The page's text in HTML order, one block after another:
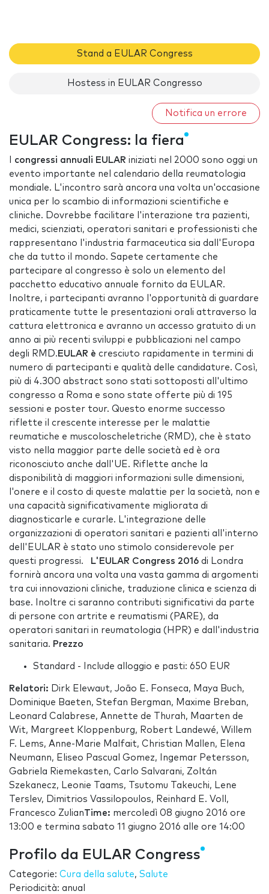
Stand a EULAR Congress
Hostess in EULAR Congresso
Notifica un errore
EULAR Congress: la fiera
congressi annuali EULAR iniziati nel 2000 sono oggi un
evento importante nel calendario della reumatologia
mondiale. L'incontro sarà ancora una volta un'occasione
unica per lo scambio di informazioni scientifiche e
cliniche. Dovrebbe facilitare l'interazione tra pazienti,
medici, scienziati, operatori sanitari e professionisti che
rappresentano l'industria farmaceutica sia dall'Europa
che da tutto il mondo. Sapete certamente che
partecipare al congresso è solo un elemento del
pacchetto educativo annuale fornito da EULAR.
Inoltre, i partecipanti avranno l'opportunità di guardare
praticamente tutte le presentazioni orali attraverso la
cattura elettronica e avranno un accesso gratuito di un
anno ai più recenti sviluppi e pubblicazioni nel campo
degli RMD. EULAR è cresciuto rapidamente in termini di
numero di partecipanti e qualità delle candidature. Così,
più di 4.300 abstract sono stati sottoposti all'ultimo
congresso a Roma e sono state offerte più di 195
sessioni e poster tour. Questo enorme successo
riflette il crescente interesse per le malattie
reumatiche e muscoloscheletriche (RMD), che è stato
visto nella maggior parte delle società ed è ora
riconosciuto anche dall'UE. Riflette anche la
disponibilità di maggiori informazioni sulle dimensioni,
l'onere e il costo di queste malattie per la società, non e
una capacità significativamente migliorata di
diagnosticarle e curarle. L'integrazione delle
organizzazioni di operatori sanitari e pazienti all'interno
dell'EULAR è stato uno stimolo considerevole per
questi progressi.
L'EULAR Congress 2016 di Londra
fornirà ancora una volta una vasta gamma di argomenti
tra cui innovazioni cliniche, traduzione clinica e scienza di
base. Inoltre ci saranno contributi significativi da parte
di persone con artrite e reumatismi (PARE), da
operatori sanitari in reumatologia (HPR) e dall'industria
sanitaria. Prezzo
Standard - Include alloggio e pasti: 650 EUR
Relatori: Dirk Elewaut, João E. Fonseca, Maya Buch,
Dominique Baeten, Stefan Bergman, Maxime Breban,
Leonard Calabrese, Annette de Thurah, Maarten de
Wit, Margreet Kloppenburg, Robert Landewé, Willem
F. Lems, Anne-Marie Malfait, Christian Mallen, Elena
Neumann, Eliseo Pascual Gomez, Ingemar Petersson,
Gabriela Riemekasten, Carlo Salvarani, Zoltán
Szekanecz, Leonie Taams, Tsutomu Takeuchi, Lene
Terslev, Dimitrios Vassilopoulos, Reinhard E. Voll,
Francesco ZulianTime: mercoledì 08 giugno 2016 ore
13:00 e termina sabato 11 giugno 2016 alle ore 14:00
Profilo da EULAR Congress
Categorie: Cura della salute, Salute
Periodicità: anual